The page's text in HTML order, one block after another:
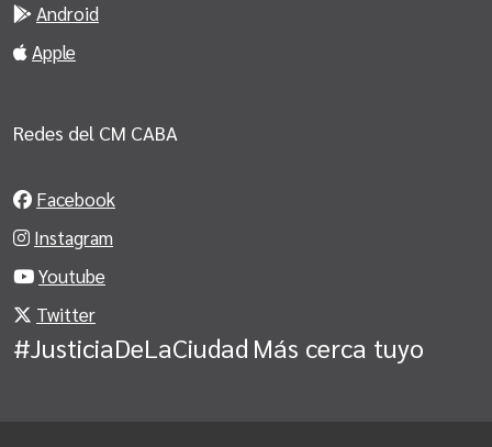
Android
Apple
Redes del CM CABA
Facebook
Instagram
Youtube
Twitter
#JusticiaDeLaCiudad Más cerca tuyo